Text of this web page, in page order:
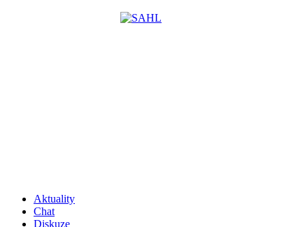
Aktuality
Chat
Diskuze